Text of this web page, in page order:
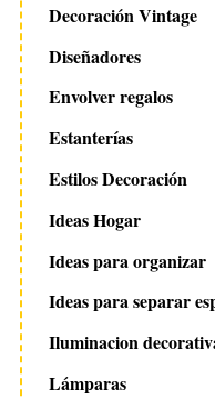
Decoración Vintage
Diseñadores
Envolver regalos
Estanterías
Estilos Decoración
Ideas Hogar
Ideas para organizar
Ideas para separar
Iluminacion
Lámparas